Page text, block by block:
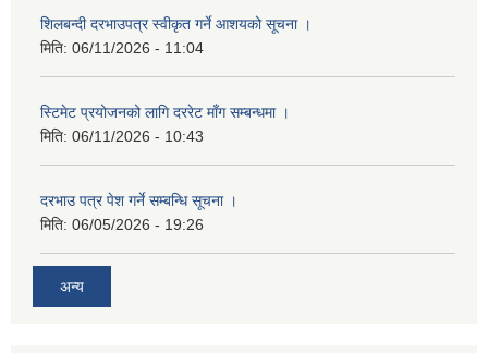
शिलबन्दी दरभाउपत्र स्वीकृत गर्ने आशयको सूचना ।
मिति: 06/11/2026 - 11:04
स्टिमेट प्रयोजनको लागि दररेट माँग सम्बन्धमा ।
मिति: 06/11/2026 - 10:43
दरभाउ पत्र पेश गर्ने सम्बन्धि सूचना ।
मिति: 06/05/2026 - 19:26
अन्य